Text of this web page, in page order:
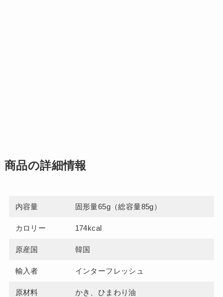
商品の詳細情報
内容量 固形量65g（総容量85g）
カロリー 174kcal
原産国 韓国
輸入者 インターフレッシュ
原材料 かき、ひまわり油